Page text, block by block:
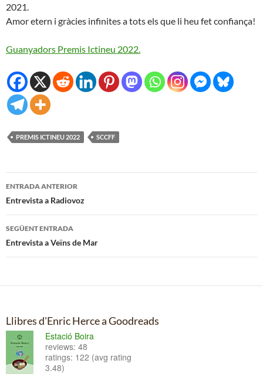
2021.
Amor etern i gràcies infinites a tots els que li heu fet confiança!
Guanyadors Premis Ictineu 2022.
PREMIS ICTINEU 2022 SCCFF
Navegació
per
les
entrades
ENTRADA ANTERIOR
Entrevista a Radiovoz
SEGÜENT ENTRADA
Entrevista a Veïns de Mar
Llibres d'Enric Herce a Goodreads
Estació Boira
reviews: 48
ratings: 122 (avg rating
3.48)